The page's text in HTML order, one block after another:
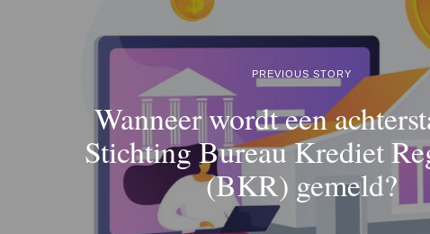
PREVIOUS STORY
Wanneer wordt een
Stichting Bureau Krediet
(BKR) gemeld?